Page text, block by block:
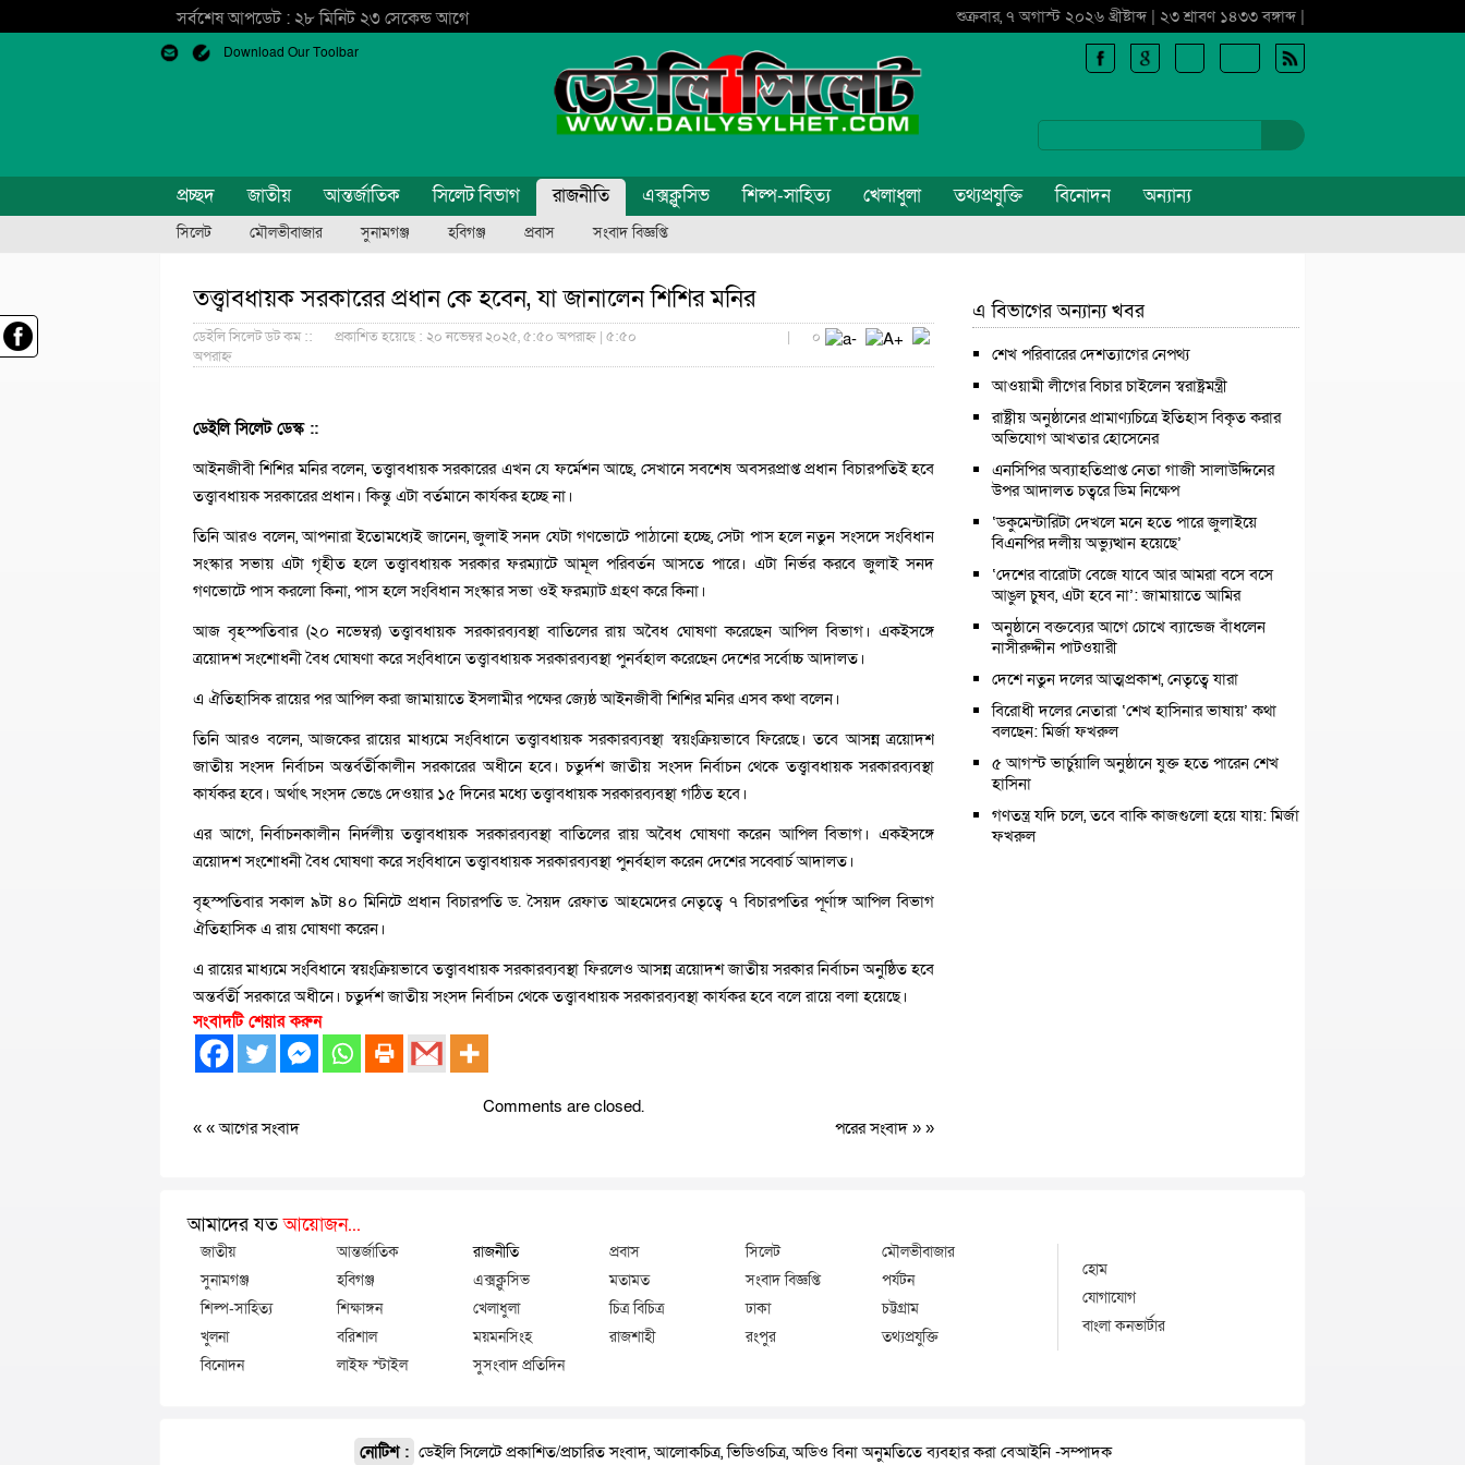
সর্বশেষ আপডেট : ২৮ মিনিট ২৩ সেকেন্ড আগে শুক্রবার, ৭ অগাস্ট ২০২৬ খ্রীষ্টাব্দ | ২৩ শ্রাবণ ১৪৩৩ বঙ্গাব্দ |
Download Our Toolbar
প্রচ্ছদ জাতীয় আন্তর্জাতিক সিলেট বিভাগ রাজনীতি এক্সক্লুসিভ শিল্প-সাহিত্য খেলাধুলা তথ্যপ্রযুক্তি বিনোদন অন্যান্য
সিলেট মৌলভীবাজার সুনামগঞ্জ হবিগঞ্জ প্রবাস সংবাদ বিজ্ঞপ্তি
তত্ত্বাবধায়ক সরকারের প্রধান কে হবেন, যা জানালেন শিশির মনির
ডেইলি সিলেট ডট কম ::
প্রকাশিত হয়েছে : ২০ নভেম্বর ২০২৫, ৫:৫০ অপরাহ্ন | ৫:৫০
অপরাহ্ন
| ০
ডেইলি সিলেট ডেস্ক ::
আইনজীবী শিশির মনির বলেন, তত্ত্বাবধায়ক সরকারের এখন যে ফর্মেশন আছে, সেখানে সবশেষ অবসরপ্রাপ্ত প্রধান বিচারপতিই হবে
তত্ত্বাবধায়ক সরকারের প্রধান। কিন্তু এটা বর্তমানে কার্যকর হচ্ছে না।
তিনি আরও বলেন, আপনারা ইতোমধ্যেই জানেন, জুলাই সনদ যেটা গণভোটে পাঠানো হচ্ছে, সেটা পাস হলে নতুন সংসদে সংবিধান
সংস্কার সভায় এটা গৃহীত হলে তত্ত্বাবধায়ক সরকার ফরম্যাটে আমূল পরিবর্তন আসতে পারে। এটা নির্ভর করবে জুলাই সনদ
গণভোটে পাস করলো কিনা, পাস হলে সংবিধান সংস্কার সভা ওই ফরম্যাট গ্রহণ করে কিনা।
আজ বৃহস্পতিবার (২০ নভেম্বর) তত্ত্বাবধায়ক সরকারব্যবস্থা বাতিলের রায় অবৈধ ঘোষণা করেছেন আপিল বিভাগ। একইসঙ্গে
ত্রয়োদশ সংশোধনী বৈধ ঘোষণা করে সংবিধানে তত্ত্বাবধায়ক সরকারব্যবস্থা পুনর্বহাল করেছেন দেশের সর্বোচ্চ আদালত।
এ ঐতিহাসিক রায়ের পর আপিল করা জামায়াতে ইসলামীর পক্ষের জ্যেষ্ঠ আইনজীবী শিশির মনির এসব কথা বলেন।
তিনি আরও বলেন, আজকের রায়ের মাধ্যমে সংবিধানে তত্ত্বাবধায়ক সরকারব্যবস্থা স্বয়ংক্রিয়ভাবে ফিরেছে। তবে আসন্ন ত্রয়োদশ
জাতীয় সংসদ নির্বাচন অন্তর্বর্তীকালীন সরকারের অধীনে হবে। চতুর্দশ জাতীয় সংসদ নির্বাচন থেকে তত্ত্বাবধায়ক সরকারব্যবস্থা
কার্যকর হবে। অর্থাৎ সংসদ ভেঙে দেওয়ার ১৫ দিনের মধ্যে তত্ত্বাবধায়ক সরকারব্যবস্থা গঠিত হবে।
এর আগে, নির্বাচনকালীন নির্দলীয় তত্ত্বাবধায়ক সরকারব্যবস্থা বাতিলের রায় অবৈধ ঘোষণা করেন আপিল বিভাগ। একইসঙ্গে
ত্রয়োদশ সংশোধনী বৈধ ঘোষণা করে সংবিধানে তত্ত্বাবধায়ক সরকারব্যবস্থা পুনর্বহাল করেন দেশের সব্বোর্চ আদালত।
বৃহস্পতিবার সকাল ৯টা ৪০ মিনিটে প্রধান বিচারপতি ড. সৈয়দ রেফাত আহমেদের নেতৃত্বে ৭ বিচারপতির পূর্ণাঙ্গ আপিল বিভাগ
ঐতিহাসিক এ রায় ঘোষণা করেন।
এ রায়ের মাধ্যমে সংবিধানে স্বয়ংক্রিয়ভাবে তত্ত্বাবধায়ক সরকারব্যবস্থা ফিরলেও আসন্ন ত্রয়োদশ জাতীয় সরকার নির্বাচন অনুষ্ঠিত হবে
অন্তর্বর্তী সরকারে অধীনে। চতুর্দশ জাতীয় সংসদ নির্বাচন থেকে তত্ত্বাবধায়ক সরকারব্যবস্থা কার্যকর হবে বলে রায়ে বলা হয়েছে।
সংবাদটি শেয়ার করুন
Comments are closed.
« «আগের সংবাদ পরের সংবাদ » »
এ বিভাগের অন্যান্য খবর
শেখ পরিবারের দেশত্যাগের নেপথ্য
আওয়ামী লীগের বিচার চাইলেন স্বরাষ্ট্রমন্ত্রী
রাষ্ট্রীয় অনুষ্ঠানের প্রামাণ্যচিত্রে ইতিহাস বিকৃত করার
অভিযোগ আখতার হোসেনের
এনসিপির অব্যাহতিপ্রাপ্ত নেতা গাজী সালাউদ্দিনের
উপর আদালত চত্বরে ডিম নিক্ষেপ
‘ডকুমেন্টারিটা দেখলে মনে হতে পারে জুলাইয়ে
বিএনপির দলীয় অভ্যুত্থান হয়েছে’
‘দেশের বারোটা বেজে যাবে আর আমরা বসে বসে
আঙুল চুষব, এটা হবে না’: জামায়াতে আমির
অনুষ্ঠানে বক্তব্যের আগে চোখে ব্যান্ডেজ বাঁধলেন
নাসীরুদ্দীন পাটওয়ারী
দেশে নতুন দলের আত্মপ্রকাশ, নেতৃত্বে যারা
বিরোধী দলের নেতারা ‘শেখ হাসিনার ভাষায়’ কথা
বলছেন: মির্জা ফখরুল
৫ আগস্ট ভার্চুয়ালি অনুষ্ঠানে যুক্ত হতে পারেন শেখ
হাসিনা
গণতন্ত্র যদি চলে, তবে বাকি কাজগুলো হয়ে যায়: মির্জা
ফখরুল
আমাদের যতআয়োজন...
জাতীয় আন্তর্জাতিক রাজনীতি প্রবাস সিলেট
মৌলভীবাজার
সুনামগঞ্জ
হবিগঞ্জ এক্সক্লুসিভ মতামত সংবাদ বিজ্ঞপ্তি
পর্যটন
শিল্প-সাহিত্য
শিক্ষাঙ্গন খেলাধুলা চিত্র বিচিত্র ঢাকা
চট্টগ্রাম
খুলনা
বরিশাল ময়মনসিংহ রাজশাহী রংপুর
তথ্যপ্রযুক্তি
বিনোদন
লাইফ স্টাইল সুসংবাদ প্রতিদিন
হোম
যোগাযোগ
বাংলা কনভার্টার
নোটিশ : ডেইলি সিলেটে প্রকাশিত/প্রচারিত সংবাদ, আলোকচিত্র, ভিডিওচিত্র, অডিও বিনা অনুমতিতে ব্যবহার করা বেআইনি -সম্পাদক